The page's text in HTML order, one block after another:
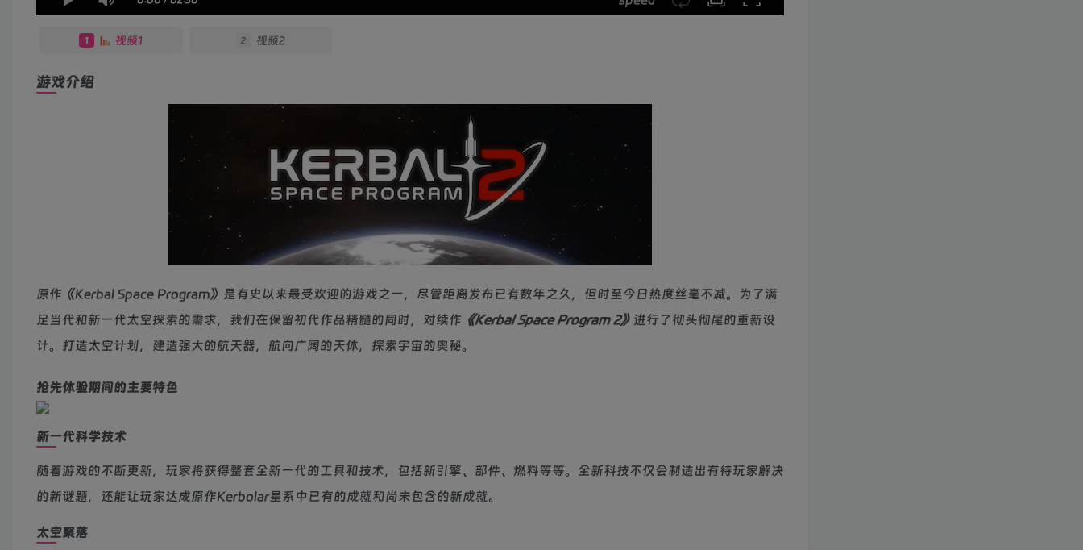
1 视频1 2 视频2
游戏介绍
原作《Kerbal Space Program》是有史以来最受欢迎的游戏之一，尽管距离发布已有数年之久，但时至今日热度丝毫不减。为了满
足当代和新一代太空探索的需求，我们在保留初代作品精髓的同时，对续作 《Kerbal Space Program 2》 进行了彻头彻尾的重新设
计。打造太空计划，建造强大的航天器，航向广阔的天体，探索宇宙的奥秘。
抢先体验期间的主要特色
新一代科学技术
随着游戏的不断更新，玩家将获得整套全新一代的工具和技术，包括新引擎、部件、燃料等等。全新科技不仅会制造出有待玩家解决
的新谜题，还能让玩家达成原作Kerbolar星系中已有的成就和尚未包含的新成就。
太空聚落